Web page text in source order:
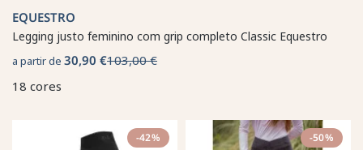
EQUESTRO
Legging justo feminino com grip completo Classic Equestro
a partir de 30,90 €103,00 €
18 cores
-42% -50%